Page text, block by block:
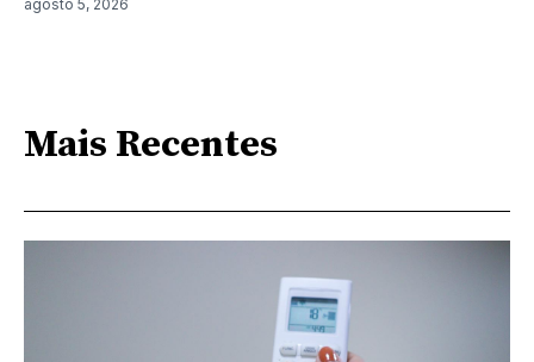
agosto 5, 2026
Mais Recentes